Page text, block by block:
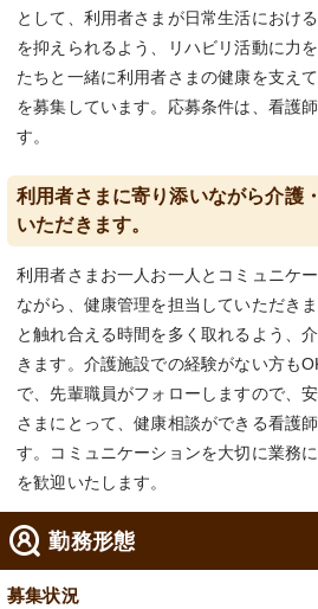
として、利用者さまが日常生活におけ
を抑えられるよう、リハビリ活動に力
たちと一緒に利用者さまの健康を支え
を募集しています。応募条件は、看護
す。
利用者さまに寄り添いながら介護
いただきます。
利用者さまお一人お一人とコミュニケ
ながら、健康管理を担当していただき
と触れ合える時間を多く取れるよう、
きます。介護施設での経験がない方も
で、先輩職員がフォローしますので、
さまにとって、健康相談ができる看護
す。コミュニケーションを大切に業務
を歓迎いたします。
勤務形態
募集状況